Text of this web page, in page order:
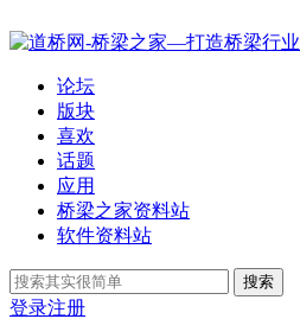
论坛
版块
喜欢
话题
应用
桥梁之家资料站
软件资料站
搜索
登录注册